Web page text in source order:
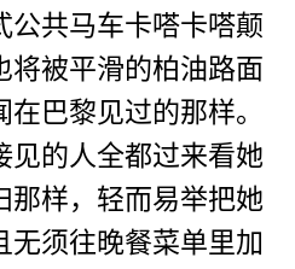
公共马车卡嗒卡嗒颠
将被平滑的柏油路面
巴黎见过的那样。
见的人全都过来看她
那样，轻而易举把她
无须往晚餐菜单里加